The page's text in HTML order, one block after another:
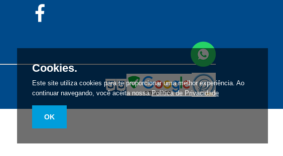
Cookies.
Este site utiliza cookies para te proporcionar uma melhor experiência. Ao
continuar navegando, você aceita nossaPolítica de Privacidade
OK